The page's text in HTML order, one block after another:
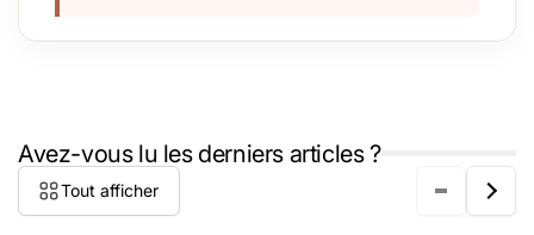
Avez-vous lu les derniers articles ?
Tout afficher